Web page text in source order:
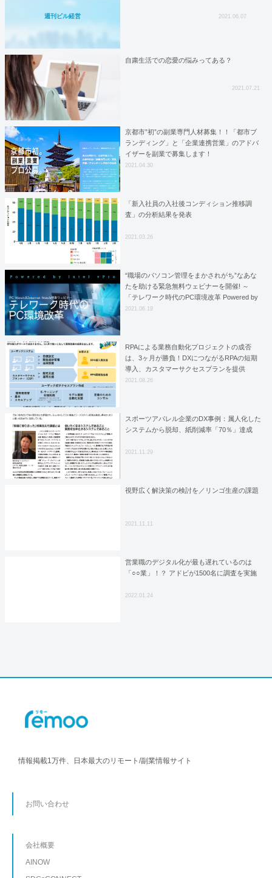
週刊ビル経営 2021.06.07
自粛生活での恋愛の悩みってある？
2021.07.21
京都市”初”の副業専門人材募集！！「都市ブ
ランディング」と「企業連携営業」のアドバ
イザーを副業で募集します！
2021.04.30
「新入社員の入社後コンディション推移調
査」の分析結果を発表
2021.03.26
“職場のパソコン管理をまかされがち”なあな
たを助ける緊急無料ウェビナーを開催! ～
「テレワーク時代のPC環境改革 Powered by
Intel vPro」 6月22日(火)19時より[Sponsored]
2021.06.19
RPAによる業務自動化プロジェクトの成否
は、3ヶ月が勝負！DXにつながるRPAの短期
導入、カスタマーサクセスプランを提供
2021.08.26
スポーツアパレル企業のDX事例：属人化した
システムから脱却、紙削減率「70％」達成
2021.11.29
視野広く解決策の検討を／リンゴ生産の課題
2021.11.11
営業職のデジタル化が最も遅れているのは
「○○業」！？ アドビが1500名に調査を実施
2022.01.24
情報掲載1万件、日本最大のリモート/副業情報サイト
お問い合わせ
会社概要
AINOW